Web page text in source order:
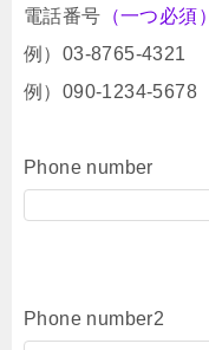
電話番号 （一つ必須）
例）03-8765-4321
例）090-1234-5678
Phone number
Phone number2